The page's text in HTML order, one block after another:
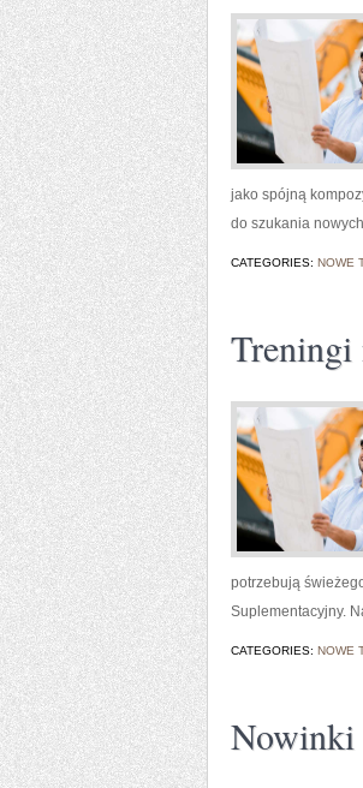
jako spójną
do szukania nowych
CATEGORIES: NOWE
Treningi
potrzebują
Suplementacyjny.
CATEGORIES: NOWE
Nowinki